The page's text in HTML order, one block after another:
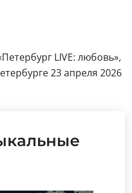
LIVE: любовь»,
23 апреля 2026